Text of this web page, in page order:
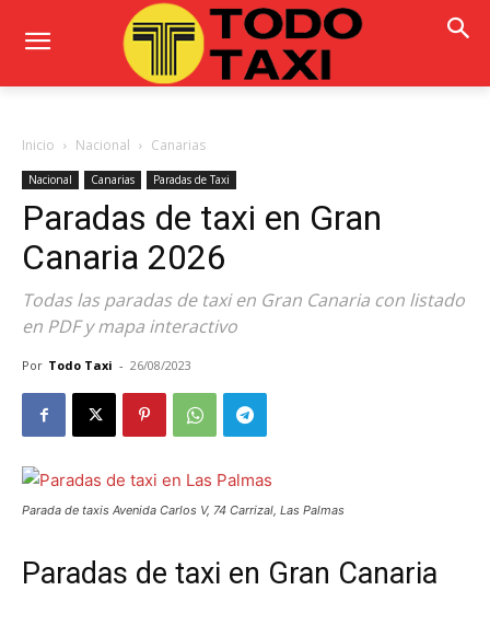
Inicio Nacional Canarias
Nacional Canarias Paradas de Taxi
Paradas de taxi en Gran
Canaria 2026
Todas las paradas de taxi en Gran Canaria con listado
en PDF y mapa interactivo
Por Todo Taxi - 26/08/2023
Parada de taxis Avenida Carlos V, 74 Carrizal, Las Palmas
Paradas de taxi en Gran Canaria